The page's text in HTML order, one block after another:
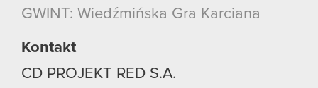
GWINT: Wiedźmińska Gra Karciana
Kontakt
CD PROJEKT RED S.A.